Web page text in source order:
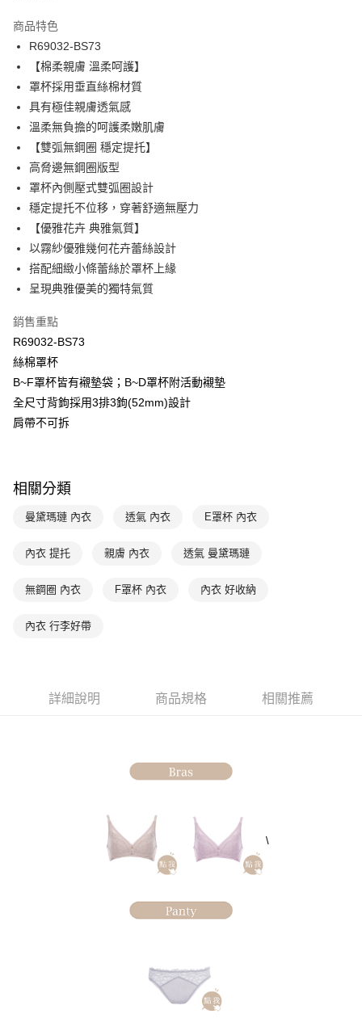
合作金庫商業銀行
華南商業銀行
上海商業儲蓄銀行
國泰世華商業銀行
臺灣中小企業銀行
匯豐（台灣）商業銀行
聯邦商業銀行
元大商業銀行
玉山商業銀行
台新國際商業銀行
台灣樂天信用卡公司
LINE Pay
Apple Pay
悠遊付
AFTEE先享後付
相關說明
【關於「AFTEE先享後付」】
AFTEE先享後付是「在收到商品之後才付款」的支付方式。 讓您購物簡單
便利好安心！
１．簡單：不需註冊會員、不需綁卡、不需儲值。
２．便利：只要手機號碼，簡訊認證，即可結帳。
【「AFTEE先享後付」結帳流程】
１．於結帳方式選擇「AFTEE先享後付」後，將跳轉至「AFTEE先享後付」
結帳頁面，進行簡訊認證並確認金額後，即可完成結帳。
３．收到繳費通知簡訊後14天內，點擊此簡訊中的連結，可透過四大超商／
ATM／網路銀行／等多元方式進行付款，方視為交易完成。
※ 請注意：結帳手續完成當下不需立刻繳費，但若您需要取消訂單，請聯絡
購買商品的店家。未經商家同意取消之訂單仍視為有效，需透過AFTEE先享
客戶支援中心」
【注意事項】
易，需依本服務之必要範圍內提供個人資料，並將交易相關給付款項請求債
權轉讓予恩沛科技股份有限公司。
https://aftee.tw/terms/#terms3
「AFTEE先享後付」，若未經同意申辦者引起之損失，本公司不負相關責
任。
５．嚴禁一人註冊多個帳號或使用他人資訊註冊。若發現惡意使用之情形，
恩沛科技股份有限公司將有權停止該用戶之使用額度並採取法律行動。
運送方式
每筆NT$90，滿NT$888(含以上)免運費
付款後全家取貨$888免運-以PackAge+配客嘉循環箱包裝寄出
每筆NT$90，滿NT$888(含以上)免運費
萊爾富取貨付款
每筆NT$90，滿NT$1,000(含以上)免運費
每筆NT$90，滿NT$1,000(含以上)免運費
7-11取貨付款
每筆NT$90，滿NT$1,000(含以上)免運費
商品特色
R69032-BS73
【棉柔親膚 溫柔呵護】
罩杯採用垂直絲棉材質
具有極佳親膚透氣感
溫柔無負擔的呵護柔嫩肌膚
【雙弧無鋼圈 穩定提托】
高脅邊無鋼圈版型
罩杯內側壓式雙弧圈設計
穩定提托不位移，穿著舒適無壓力
【優雅花卉 典雅氣質】
以霧紗優雅幾何花卉蕾絲設計
搭配細緻小條蕾絲於罩杯上緣
呈現典雅優美的獨特氣質
銷售重點
R69032-BS73
絲棉罩杯
B~F罩杯皆有襯墊袋；B~D罩杯附活動襯墊
全尺寸背鉤採用3排3鉤(52mm)設計
肩帶不可拆
相關分類
曼黛瑪璉 內衣 透氣 內衣 E罩杯 內衣
內衣 提托 親膚 內衣 透氣 曼黛瑪璉
無鋼圈 內衣 F罩杯 內衣 內衣 好收納
內衣 行李好帶
詳細說明 商品規格 相關推薦
\